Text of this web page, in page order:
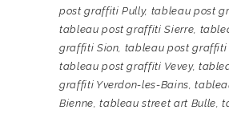
post graffiti Pully, tableau post
tableau post graffiti Sierre,
graffiti Sion, tableau post graffiti
tableau post graffiti Vevey,
graffiti Yverdon-les-Bains,
Bienne,tableau street art Bulle,